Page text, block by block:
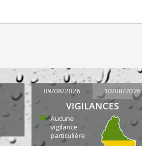
09/08/2026 10/08/2026
VIGILANCES
Aucune
vigilance
particulière